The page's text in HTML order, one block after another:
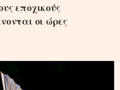
εποχικούς
οι ώρες